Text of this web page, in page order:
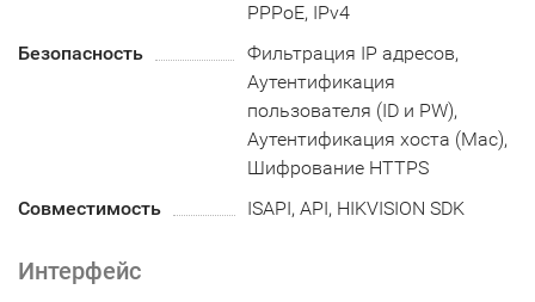
PPPoE, IPv4
Безопасность
Фильтрация IP адресов,
Аутентификация
пользователя (ID и PW),
Аутентификация хоста (Mac),
Шифрование HTTPS
Совместимость
ISAPI, API, HIKVISION SDK
Интерфейс